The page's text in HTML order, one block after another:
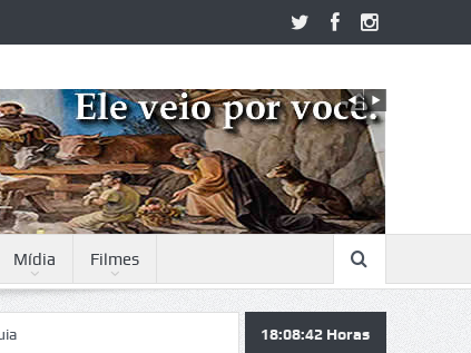
Mídia Filmes
18:08:42 Horas